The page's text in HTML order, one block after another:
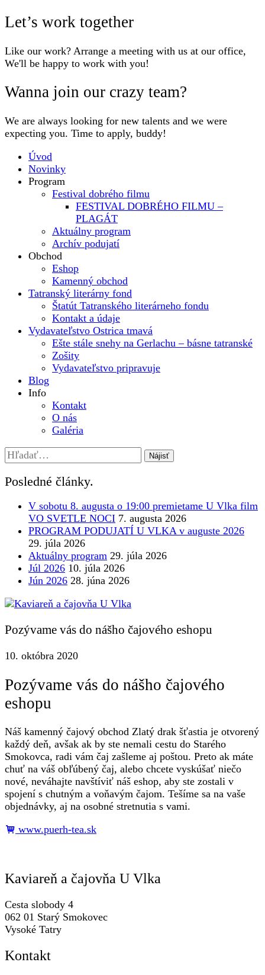
Let’s work together
Like our work? Arrange a meeting with us at our office,
We'll be happy to work with you!
Wanna join our crazy team?
We are always looking for new talents and we were
expecting you. Time to apply, buddy!
Úvod
Novinky
Program
Festival dobrého filmu
FESTIVAL DOBRÉHO FILMU –
PLAGÁT
Aktuálny program
Archív podujatí
Obchod
Eshop
Kamenný obchod
Tatranský literárny fond
Štatút Tatranského literárneho fondu
Kontakt a údaje
Vydavateľstvo Ostrica tmavá
Ešte stále snehy na Gerlachu – básne tatranské
Zošity
Vydavateľstvo pripravuje
Blog
Info
Kontakt
O nás
Galéria
Search
for:
Posledné články.
V sobotu 8. augusta o 19:00 premietame U Vlka film
VO SVETLE NOCI 7. augusta 2026
PROGRAM PODUJATÍ U VLKA v auguste 2026
29. júla 2026
Aktuálny program 29. júla 2026
Júl 2026 10. júla 2026
Jún 2026 28. júna 2026
Pozývame vás do nášho čajového eshopu
10. októbra 2020
Pozývame vás do nášho čajového
eshopu
Náš kamenný čajový obchod Zlatý drak šťastia je otvorený
každý deň, avšak ak by ste nemali cestu do Starého
Smokovca, radi vám čaj zašleme aj poštou. Preto ak máte
chuť na váš obľúbený čaj, alebo chcete vyskúšať niečo
nové, neváhajte navštíviť náš eshop, aby ste zostali v
spojení s chutným a voňavým čajom. Tešíme sa na vaše
objednávky, aj na osobné stretnutia s vami.
www.puerh-tea.sk
Kaviareň a čajovňa U Vlka
Cesta slobody 4
062 01 Starý Smokovec
Vysoké Tatry
Kontakt